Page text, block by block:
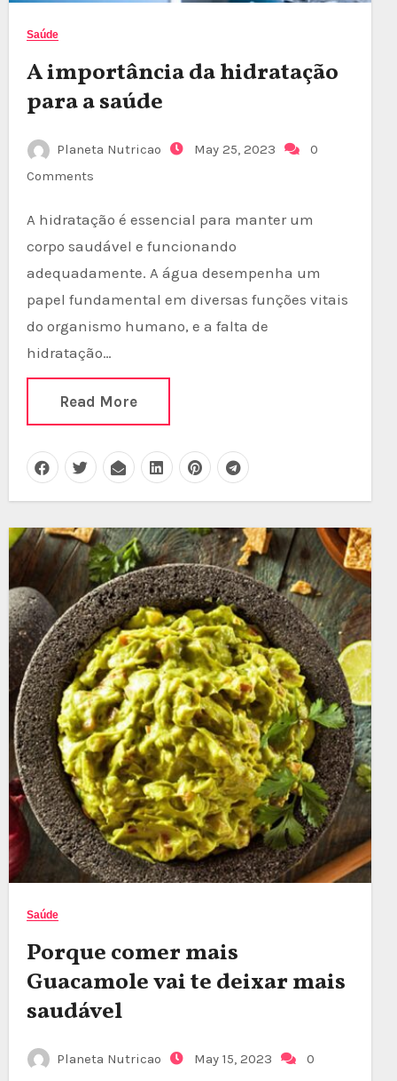
Saúde
A importância da hidratação
para a saúde
Planeta Nutricao May 25, 2023
0
Comments
A hidratação é essencial para manter um
corpo saudável e funcionando
adequadamente. A água desempenha um
papel fundamental em diversas funções vitais
do organismo humano, e a falta de
hidratação…
Read More
Saúde
Porque comer mais
Guacamole vai te deixar mais
saudável
Planeta Nutricao May 15, 2023
0